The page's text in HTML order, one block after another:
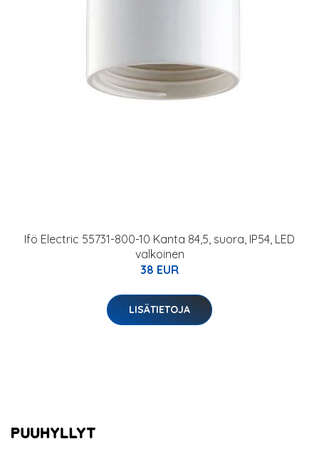
Ifö Electric 55731-800-10 Kanta 84,5, suora, IP54, LED
valkoinen
38 EUR
LISÄTIETOJA